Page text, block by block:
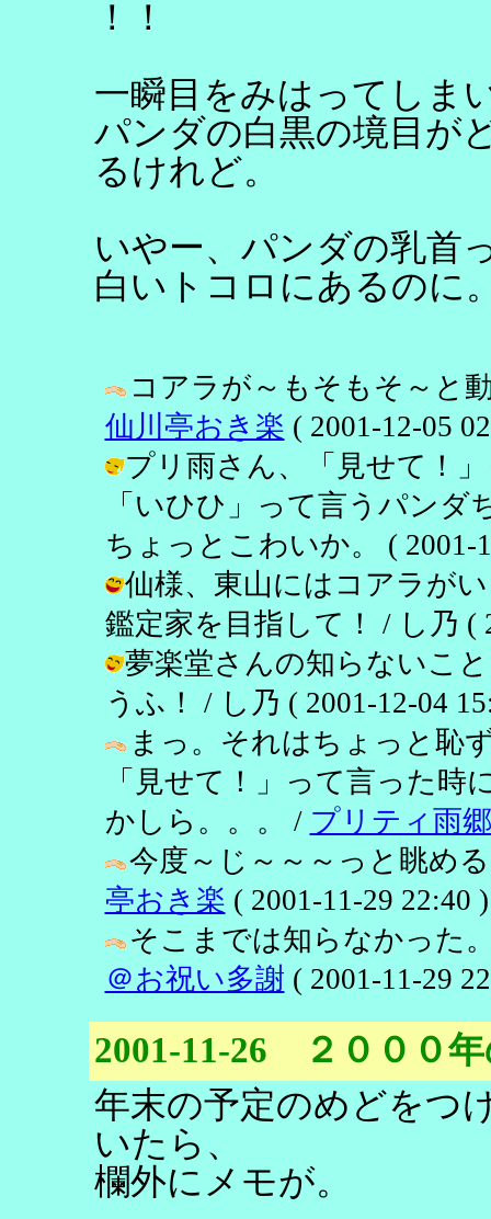
！！
一瞬目をみはってしま
パンダの白黒の境目が
るけれど。
いやー、パンダの乳首
白いトコロにあるのに
コアラが～もそもそ～と
仙川亭おき楽 ( 2001-12-05
プリ雨さん、「見せて！
「いひひ」って言うパン
ちょっとこわいか。 ( 2001-
仙様、東山にはコアラが
鑑定家を目指して！ / し乃 (
夢楽堂さんの知らないこ
うふ！ / し乃 ( 2001-12-04
まっ。それはちょっと
「見せて！」って言った
かしら。。。 / プリティ雨郷
今度～じ～～～っと眺め
亭おき楽 ( 2001-11-29 22:40 )
そこまでは知らなかった
＠お祝い多謝 ( 2001-11-29
2001-11-26 ２０００
年末の予定のめどをつ
いたら、
欄外にメモが。